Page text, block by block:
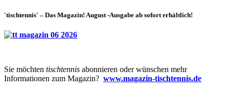
'tischtennis' – Das Magazin! August -Ausgabe ab sofort erhältlich!
Sie möchten tischtennis abonnieren oder wünschen mehr
Informationen zum Magazin? www.magazin-tischtennis.de